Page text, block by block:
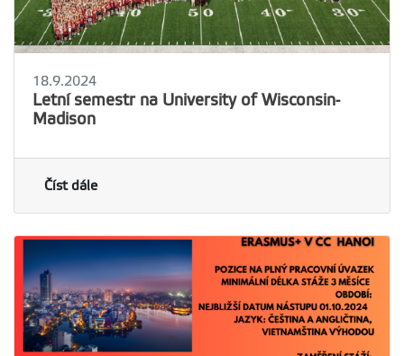
18.9.2024
Letní semestr na University of Wisconsin-
Madison
Číst dále